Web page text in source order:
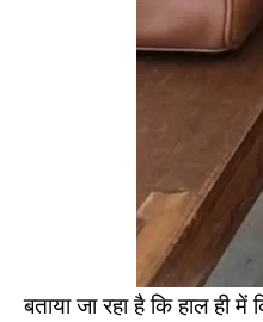
बताया जा रहा है कि हाल ही